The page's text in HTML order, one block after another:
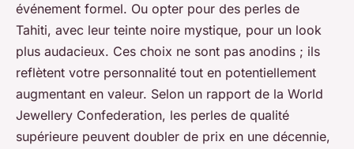
événement formel. Ou opter pour des perles de
Tahiti, avec leur teinte noire mystique, pour un look
plus audacieux. Ces choix ne sont pas anodins ; ils
reflètent votre personnalité tout en potentiellement
augmentant en valeur. Selon un rapport de la World
Jewellery Confederation, les perles de qualité
supérieure peuvent doubler de prix en une décennie,